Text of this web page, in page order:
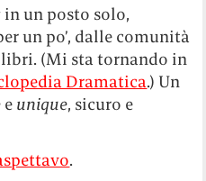
in un posto solo,
un po’, dalle comunità
libri. (Mi sta tornando in
Dramatica.) Un
e unique, sicuro e
.